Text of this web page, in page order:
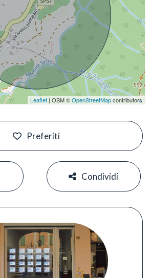
Leaflet| OSM ©OpenStreetMapcontributors
Preferiti
Condividi